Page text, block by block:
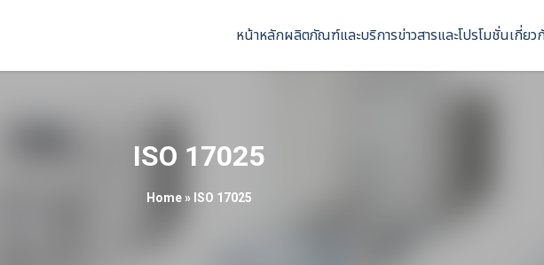
หน้าหลักผลิตภัณฑ์และบริการข่าวสารและโปรโมชั่นเกี่ยว
ISO 17025
Home» ISO 17025